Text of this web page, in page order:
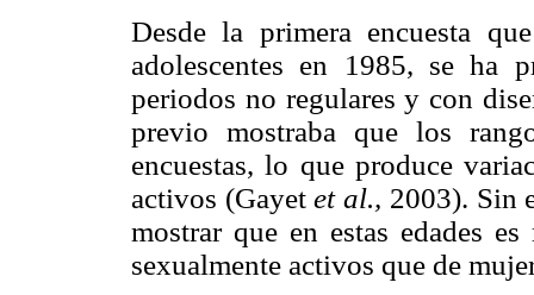
Desde la primera encuesta
adolescentes en 1985, se ha
periodos no regulares y con
previo mostraba que los
encuestas, lo que produce
activos (Gayetet al., 2003). Sin
mostrar que en estas edades
sexualmente activos que de